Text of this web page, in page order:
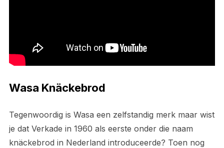
Wasa Knäckebrod
Tegenwoordig is Wasa een zelfstandig merk maar wist
je dat Verkade in 1960 als eerste onder die naam
knäckebrod in Nederland introduceerde? Toen nog